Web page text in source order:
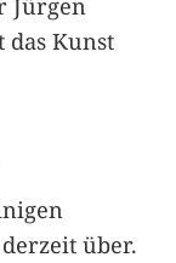
Kunst
über.